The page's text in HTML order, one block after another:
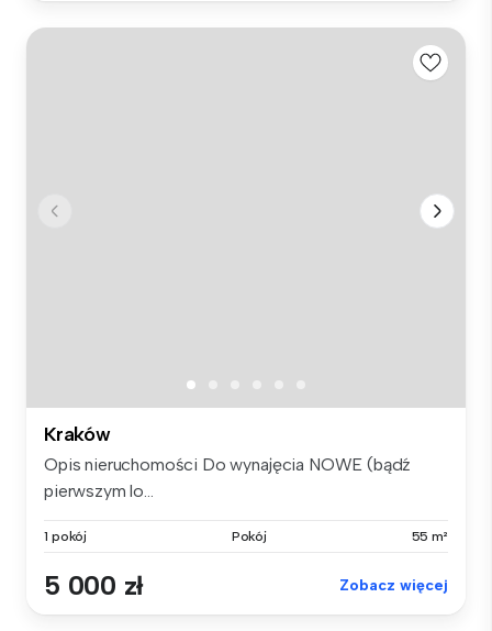
Kraków
Opis nieruchomości Do wynajęcia NOWE (bądź
pierwszym lo...
1 pokój Pokój 55 m²
5 000 zł Zobacz więcej